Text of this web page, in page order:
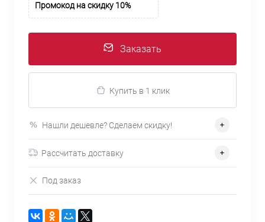
Промокод на скидку 10%
Заказать
Купить в 1 клик
Нашли дешевле? Сделаем скидку!
Рассчитать доставку
Под заказ